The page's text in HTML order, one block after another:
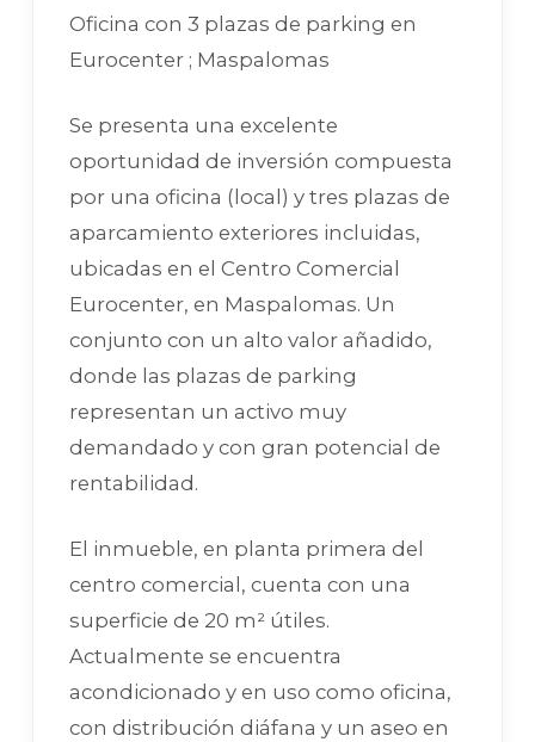
Oficina con 3 plazas de parking en
Eurocenter ; Maspalomas
Se presenta una excelente
oportunidad de inversión compuesta
por una oficina (local) y tres plazas de
aparcamiento exteriores incluidas,
ubicadas en el Centro Comercial
Eurocenter, en Maspalomas. Un
conjunto con un alto valor añadido,
donde las plazas de parking
representan un activo muy
demandado y con gran potencial de
rentabilidad.
El inmueble, en planta primera del
centro comercial, cuenta con una
superficie de 20 m² útiles.
Actualmente se encuentra
acondicionado y en uso como oficina,
con distribución diáfana y un aseo en